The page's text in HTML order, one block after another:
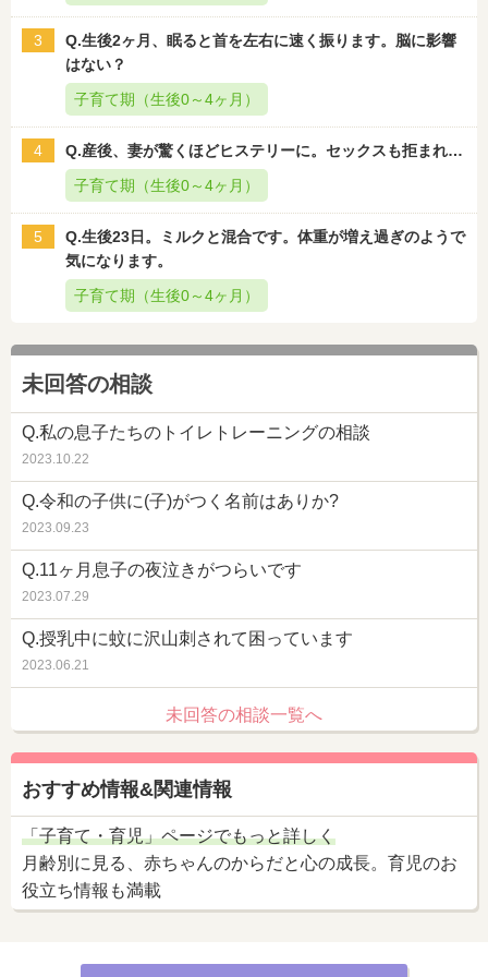
3
Q.生後2ヶ月、眠ると首を左右に速く振ります。脳に影響
はない？
子育て期（生後0～4ヶ月）
4
Q.産後、妻が驚くほどヒステリーに。セックスも拒まれ…
子育て期（生後0～4ヶ月）
5
Q.生後23日。ミルクと混合です。体重が増え過ぎのようで
気になります。
子育て期（生後0～4ヶ月）
未回答の相談
Q.私の息子たちのトイレトレーニングの相談
2023.10.22
Q.令和の子供に(子)がつく名前はありか?
2023.09.23
Q.11ヶ月息子の夜泣きがつらいです
2023.07.29
Q.授乳中に蚊に沢山刺されて困っています
2023.06.21
未回答の相談一覧へ
おすすめ情報&関連情報
「子育て・育児」ページでもっと詳しく
月齢別に見る、赤ちゃんのからだと心の成長。育児のお
役立ち情報も満載